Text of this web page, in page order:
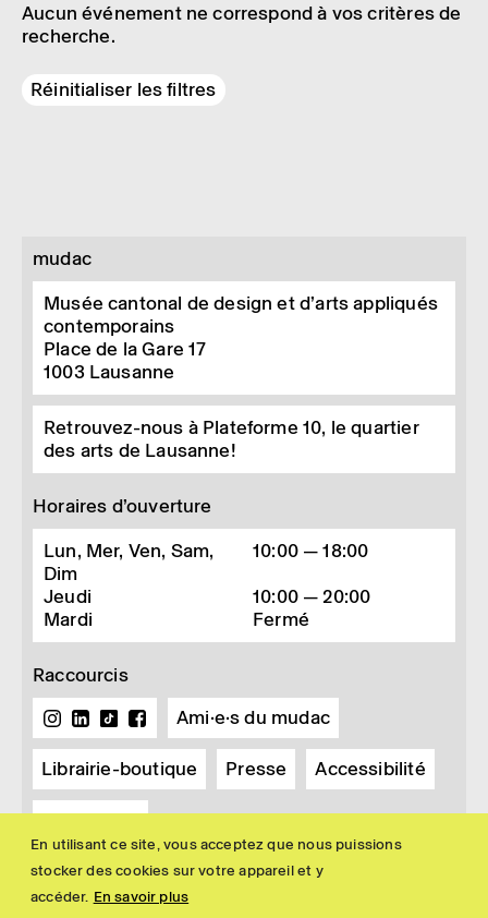
En utilisant ce site, vous acceptez que nous puissions
stocker des cookies sur votre appareil et y
accéder. En savoir plus
Aucun événement ne correspond à vos critères de
recherche.
Réinitialiser les filtres
mudac
Musée cantonal de design et d’arts appliqués
contemporains
Place de la Gare 17
1003 Lausanne
Retrouvez-nous à Plateforme 10, le quartier
des arts de Lausanne!
Horaires d’ouverture
Lun, Mer, Ven, Sam,
Dim
10:00 — 18:00
Jeudi
10:00 — 20:00
Mardi
Fermé
Raccourcis
Ami·e·s du mudac
Librairie-boutique Presse Accessibilité
Newsletter